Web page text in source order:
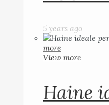
5 years ago
more
View more
Haine